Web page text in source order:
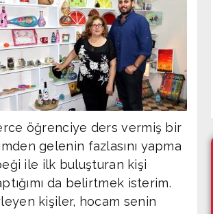
öğrenciye ders vermiş bir
gelenin fazlasını yapma
ile ilk buluşturan kişi
da belirtmek isterim.
kişiler, hocam senin